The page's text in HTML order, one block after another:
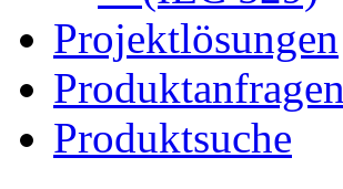
Projektlösungen
Produktanfragen
Produktsuche